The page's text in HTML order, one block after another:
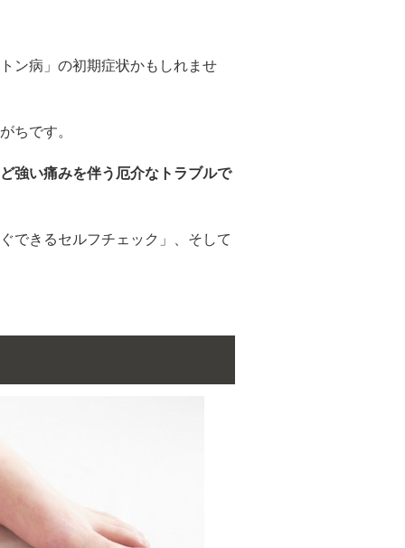
ン病」の初期症状かもしれませ
ちです。
強い痛みを伴う厄介なトラブルで
できるセルフチェック」、そして